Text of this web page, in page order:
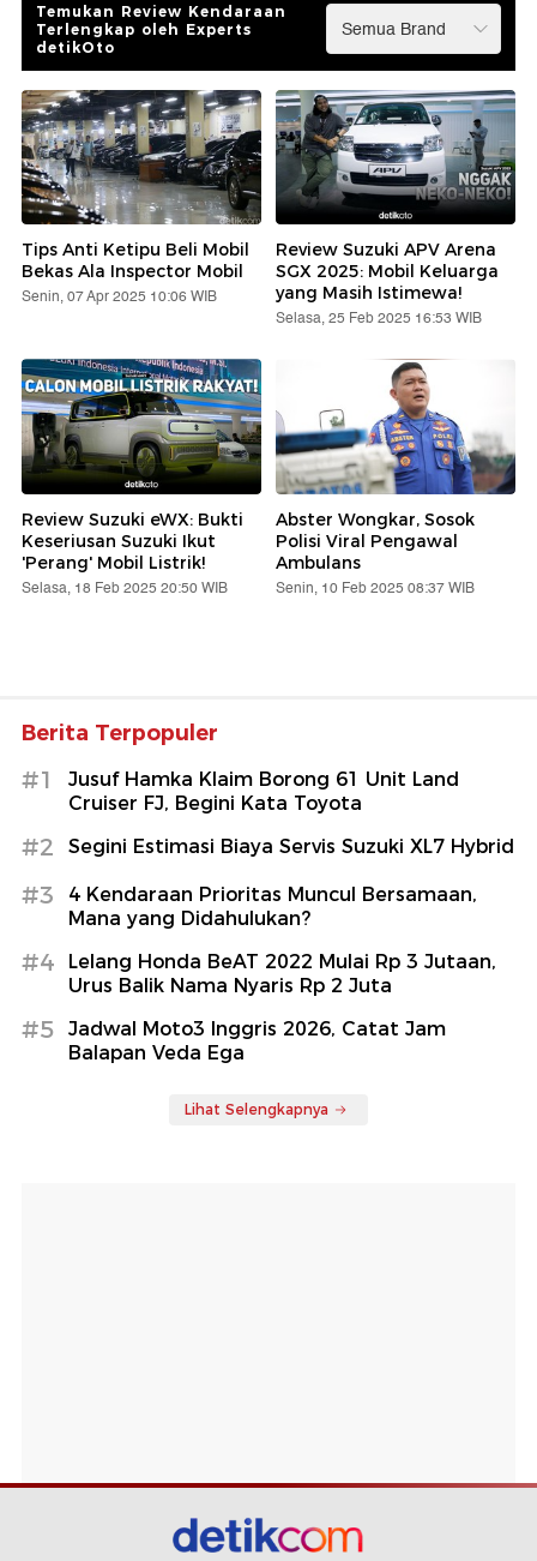
Temukan Review Kendaraan
Terlengkap oleh Experts
detikOto
Tips Anti Ketipu Beli Mobil
Bekas Ala Inspector Mobil
Senin, 07 Apr 2025 10:06 WIB
Review Suzuki APV Arena
SGX 2025: Mobil Keluarga
yang Masih Istimewa!
Selasa, 25 Feb 2025 16:53 WIB
Review Suzuki eWX: Bukti
Keseriusan Suzuki Ikut
'Perang' Mobil Listrik!
Selasa, 18 Feb 2025 20:50 WIB
Abster Wongkar, Sosok
Polisi Viral Pengawal
Ambulans
Senin, 10 Feb 2025 08:37 WIB
Berita Terpopuler
#1
Jusuf Hamka Klaim Borong 61 Unit Land
Cruiser FJ, Begini Kata Toyota
#2 Segini Estimasi Biaya Servis Suzuki XL7 Hybrid
#3
4 Kendaraan Prioritas Muncul Bersamaan,
Mana yang Didahulukan?
#4
Lelang Honda BeAT 2022 Mulai Rp 3 Jutaan,
Urus Balik Nama Nyaris Rp 2 Juta
#5
Jadwal Moto3 Inggris 2026, Catat Jam
Balapan Veda Ega
Lihat Selengkapnya